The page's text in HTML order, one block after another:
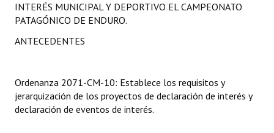
Constitución Nacional
Constitución Provincial
Reglamento Interno
INTERÉS MUNICIPAL Y DEPORTIVO EL CAMPEONATO
PATAGÓNICO DE ENDURO.
ANTECEDENTES
Ordenanza 2071-CM-10: Establece los requisitos y
jerarquización de los proyectos de declaración de interés y
declaración de eventos de interés.